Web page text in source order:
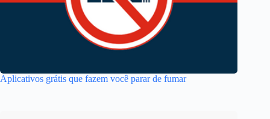
Aplicativos grátis que fazem você parar de fumar